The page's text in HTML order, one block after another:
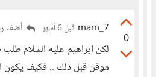
0
mam_7 قبل 6 أشهر أضف
لكن ابراهيم عليه السلام طلب
موقن قبل ذلك .. فكيف يكون